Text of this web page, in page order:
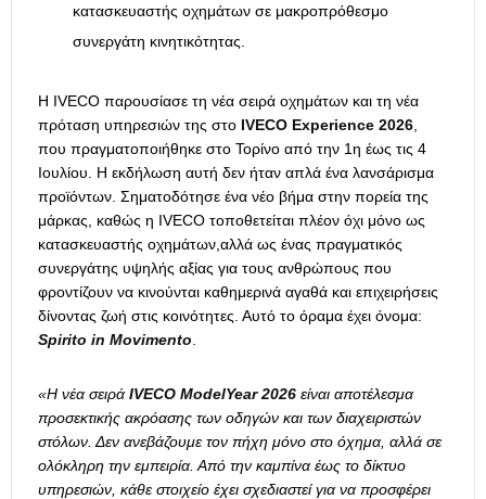
κατασκευαστής οχημάτων σε μακροπρόθεσμο
συνεργάτη κινητικότητας.
Η IVECO παρουσίασε τη νέα σειρά οχημάτων και τη νέα
πρόταση υπηρεσιών της στο IVECO Experience 2026
που πραγματοποιήθηκε στο Τορίνο από την 1η έως τις 4
Ιουλίου. Η εκδήλωση αυτή δεν ήταν απλά ένα λανσάρισμα
προϊόντων. Σηματοδότησε ένα νέο βήμα στην πορεία της
μάρκας, καθώς η IVECO τοποθετείται πλέον όχι μόνο ως
κατασκευαστής οχημάτων,αλλά ως ένας πραγματικός
συνεργάτης υψηλής αξίας για τους ανθρώπους που
φροντίζουν να κινούνται καθημερινά αγαθά και επιχειρήσεις
δίνοντας ζωή στις κοινότητες. Αυτό το όραμα έχει όνομα:
Spirito in Movimento
«Η νέα σειρά IVECO ModelYear 2026 είναι αποτέλεσμα
προσεκτικής ακρόασης των οδηγών και των διαχειριστών
στόλων. Δεν ανεβάζουμε τον πήχη μόνο στο όχημα, αλλά σε
ολόκληρη την εμπειρία. Από την καμπίνα έως το δίκτυο
υπηρεσιών, κάθε στοιχείο έχει σχεδιαστεί για να προσφέρει